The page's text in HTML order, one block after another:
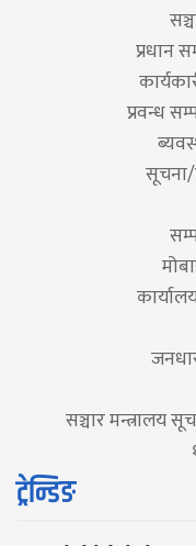
प्रधान
प्रवन्ध
सूचना/
सञ्चार मन्त्रालय
ट्रेन्डिङ